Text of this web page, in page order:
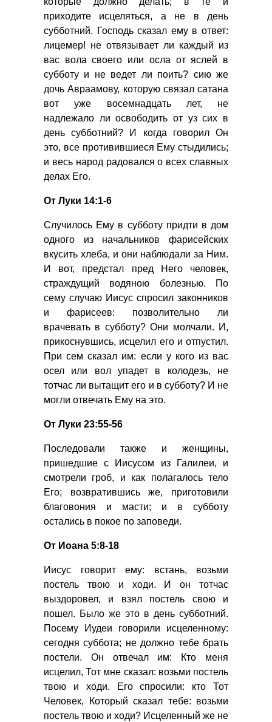
приходите исцеляться, а не в день
субботний. Господь сказал ему в ответ:
лицемер! не отвязывает ли каждый из
вас вола своего или осла от яслей в
субботу и не ведет ли поить? сию же
дочь Авраамову, которую связал сатана
вот уже восемнадцать лет, не
надлежало ли освободить от уз сих в
день субботний? И когда говорил Он
это, все противившиеся Ему стыдились;
и весь народ радовался о всех славных
делах Его.
От Луки 14:1-6
Случилось Ему в субботу придти в дом
одного из начальников фарисейских
вкусить хлеба, и они наблюдали за Ним.
И вот, предстал пред Него человек,
страждущий водяною болезнью. По
сему случаю Иисус спросил законников
и фарисеев: позволительно ли
врачевать в субботу? Они молчали. И,
прикоснувшись, исцелил его и отпустил.
При сем сказал им: если у кого из вас
осел или вол упадет в колодезь, не
тотчас ли вытащит его и в субботу? И не
могли отвечать Ему на это.
От Луки 23:55-56
Последовали также и женщины,
пришедшие с Иисусом из Галилеи, и
смотрели гроб, и как полагалось тело
Его; возвратившись же, приготовили
благовония и масти; и в субботу
остались в покое по заповеди.
От Иоана 5:8-18
Иисус говорит ему: встань, возьми
постель твою и ходи. И он тотчас
выздоровел, и взял постель свою и
пошел. Было же это в день субботний.
Посему Иудеи говорили исцеленному:
сегодня суббота; не должно тебе брать
постели. Он отвечал им: Кто меня
исцелил, Тот мне сказал: возьми постель
твою и ходи. Его спросили: кто Тот
Человек, Который сказал тебе: возьми
постель твою и ходи? Исцеленный же не